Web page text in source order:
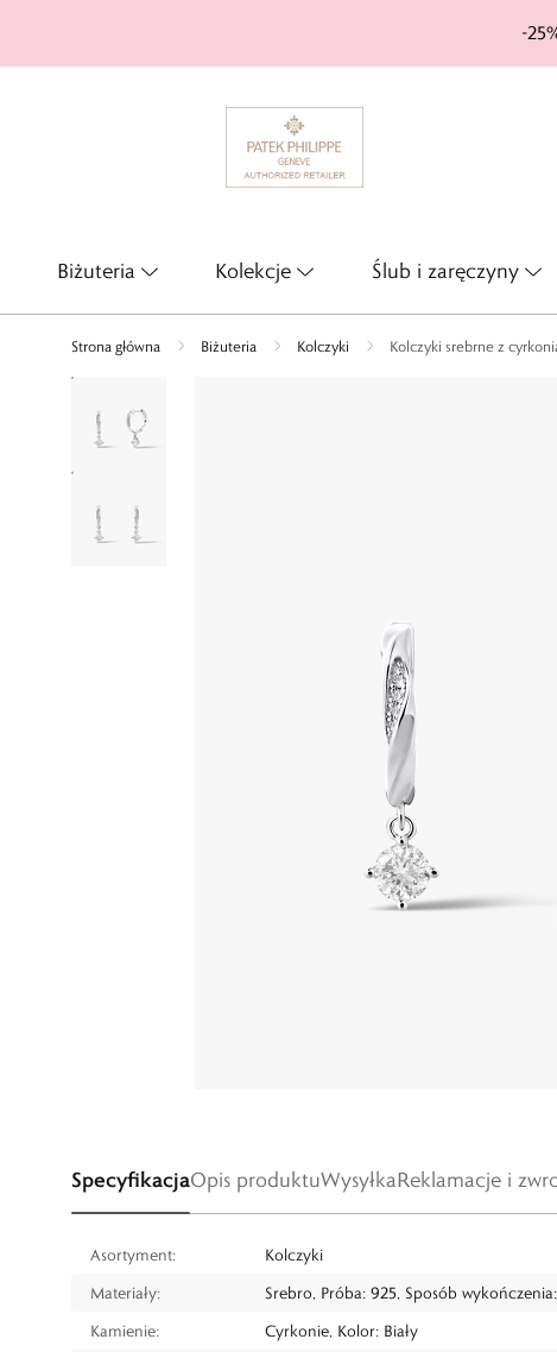
-
Biżuteria Kolekcje Ślub i zaręczyny
Strona główna Biżuteria Kolczyki Kolczyki srebrne z
SpecyfikacjaOpis produktuWysyłkaReklamacje i
Asortyment:
Kolczyki
Materiały:
Srebro, Próba: 925, Sposób
Kamienie:
Cyrkonie, Kolor: Biały